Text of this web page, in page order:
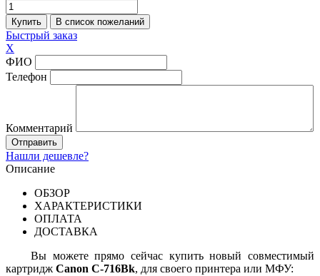
Быстрый заказ
X
ФИО
Телефон
Комментарий
Нашли дешевле?
Описание
ОБЗОР
ХАРАКТЕРИСТИКИ
ОПЛАТА
ДОСТАВКА
Вы можете прямо сейчас купить новый совместимый
картридж Canon C-716Bk, для своего принтера или МФУ: